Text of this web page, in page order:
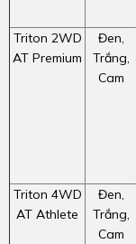
Triton 2WD
AT Premium
Đen,
Trắng,
Cam
Triton 4WD
AT Athlete
Đen,
Trắng,
Cam